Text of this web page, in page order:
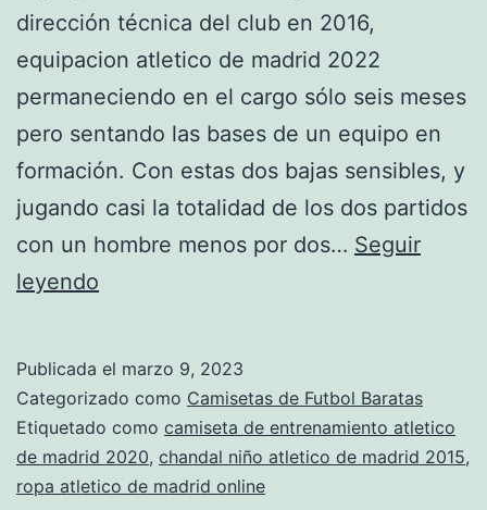
dirección técnica del club en 2016,
equipacion atletico de madrid 2022
permaneciendo en el cargo sólo seis meses
pero sentando las bases de un equipo en
formación. Con estas dos bajas sensibles, y
jugando casi la totalidad de los dos partidos
con un hombre menos por dos… Seguir
leyendo
tercera
camiseta
Publicada el marzo 9, 2023
Categorizado como Camisetas de Futbol Baratas
Etiquetado como camiseta de entrenamiento atletico
de madrid 2020, chandal niño atletico de madrid 2015,
ropa atletico de madrid online